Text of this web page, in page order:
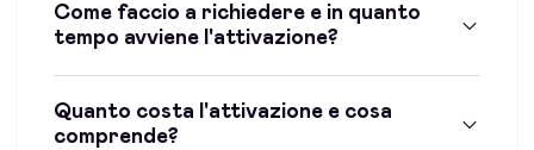
Come faccio a richiedere e in quanto
tempo avviene l'attivazione?
Quanto costa l'attivazione e cosa
comprende?